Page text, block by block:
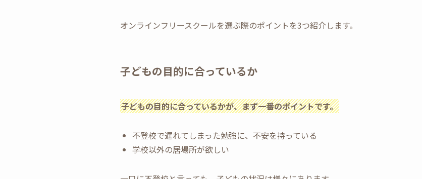
オンラインフリースクールを選ぶ際のポイントを3つ紹介します。
子どもの目的に合っているか
子どもの目的に合っているかが、まず一番のポイントです。
不登校で遅れてしまった勉強に、不安を持っている
学校以外の居場所が欲しい